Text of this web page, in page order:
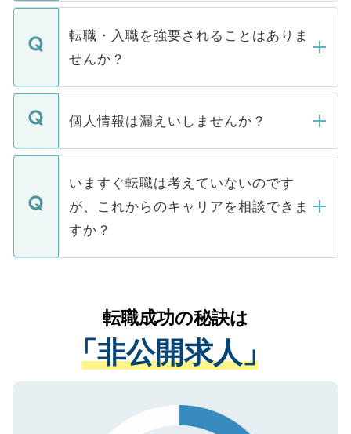
ます。通常、5営業日以内にはご連絡をせて
いただきますので、しばらくお待ちくださ
マイナビDOCTORで取り扱っている求人の
うち約3割は、Webサイトからご覧いただ
けない「非公開求人」です。非公開求人は
下記の理由によって、一般には公開してい
ません。
■応募殺到を避けるため 人気のある医療機
関を公にしてしまうと、応募が殺到する場
に、医療機関が求める条件に合った人材の
みを人材紹介会社に依頼するケースが増え
ています。
転職・入職を強要されることはありま
せんか？
転職・入職を強要することは一切ありませ
ん。また、仮に応募先から内定をいただい
定を承諾する必要はありません。内定先へ
の辞退の連絡はキャリアパートナーが行い
個人情報は漏えいしませんか？
個人情報が漏えいすることはありませんの
で、ご安心ください。当サイトからの登録
などで収集したご登録者様の個人情報は、
ご本人のキャリアアップおよび転職活動の
支援を目的に使用いたします。お預かりし
ているすべての個人データはご本人の許可
は、個人情報の取り扱いについての厳密な
管理基準を満たした事業者のみに付与され
る、プライバシーマークを取得済みです。
で、機密保持に関してもご安心ください。
いますぐ転職は考えていないのです
が、これからのキャリアを相談できま
すか？
かがいして、現在の医療機関の状況や紹介
経験をまじえながら、適切なアドバイスを
させていただきます。すぐにご転職をされ
ない方には、長期的なサポートが可能です
ので、まずはご登録ください。
転職成功の秘訣は
「非公開求人」